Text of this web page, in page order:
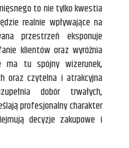
to nie tylko kwestia
realnie wpływające na
przestrzeń eksponuje
klientów oraz wyróżnia
ma tu spójny wizerunek,
oraz czytelna i atrakcyjna
dobór trwałych,
profesjonalny charakter
decyzje zakupowe i